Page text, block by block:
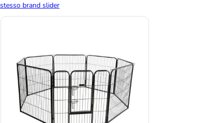
stesso brand slider